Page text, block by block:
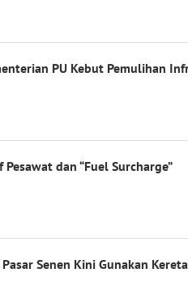
PU Kebut Pemulihan
dan “Fuel Surcharge”
Senen Kini Gunakan